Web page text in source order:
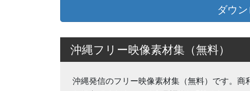
ダウ
沖縄フリー映像素材集（無料）
沖縄発信のフリー映像素材集（無料）です。